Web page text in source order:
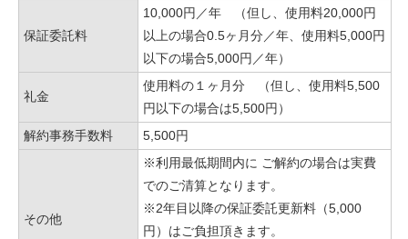
保証委託料
10,000円／年 （但し、使用料20,000円
以上の場合0.5ヶ月分／年、使用料5,000円
以下の場合5,000円／年）
礼金
使用料の１ヶ月分 （但し、使用料5,500
円以下の場合は5,500円）
解約事務手数料
5,500円
その他
※利用最低期間内に ご解約の場合は実費
でのご清算となります。
※2年目以降の保証委託更新料（5,000
円）はご負担頂きます。